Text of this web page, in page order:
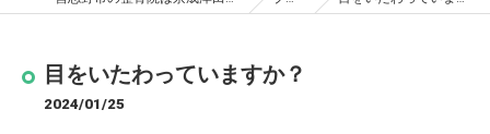
目をいたわっていますか？
2024/01/25